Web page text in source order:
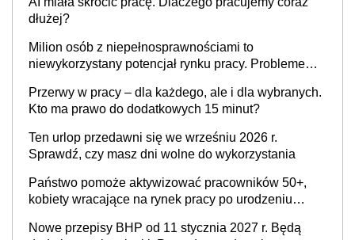
dłużej?
Milion osób z niepełnosprawnościami to
niewykorzystany potencjał rynku pracy. Problemem
refundacji, ale bariery po stronie systemu i
świadomości pracodawców [WYWIAD]
Przerwy w pracy – dla każdego, ale i dla wybranych.
Kto ma prawo do dodatkowych 15 minut?
Ten urlop przedawni się we wrześniu 2026 r.
Sprawdź, czy masz dni wolne do wykorzystania
Państwo pomoże aktywizować pracowników 50+,
kobiety wracające na rynek pracy po urodzeniu
neuroatypowe. Powstanie Fundusz na rzecz
Nowe przepisy BHP od 11 stycznia 2027 r. Będą